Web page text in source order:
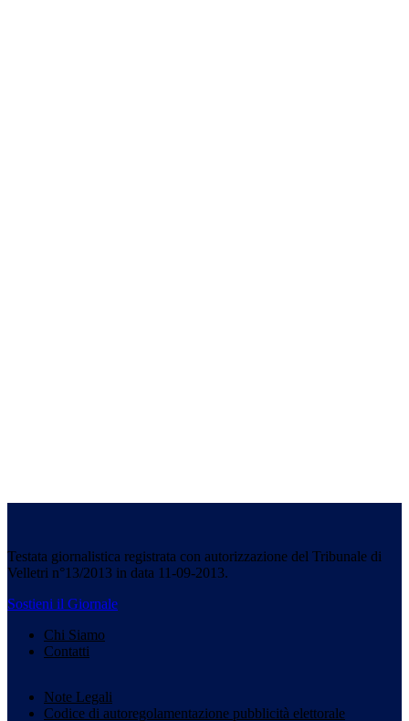
Testata giornalistica registrata con autorizzazione del Tribunale di
Velletri n°13/2013 in data 11-09-2013.
Sostieni il Giornale
Chi Siamo
Contatti
Note Legali
Codice di autoregolamentazione pubblicità elettorale